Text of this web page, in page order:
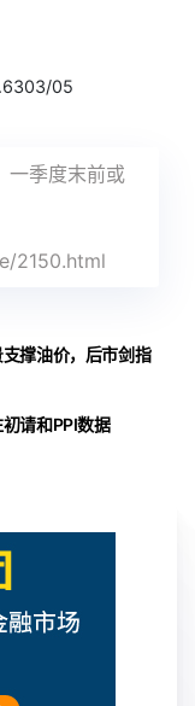
05
一季度末前或
2150.html
撑油价，后市剑指
请和PPI数据